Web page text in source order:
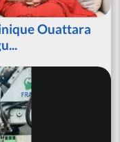
Ouattara